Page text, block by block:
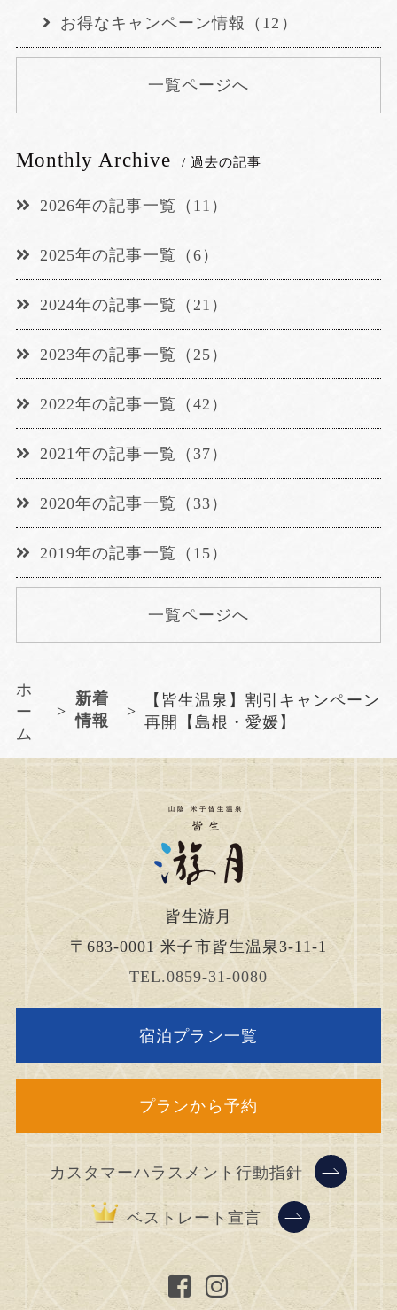
お得なキャンペーン情報（12）
一覧ページへ
Monthly Archive / 過去の記事
2026年の記事一覧（11）
2025年の記事一覧（6）
2024年の記事一覧（21）
2023年の記事一覧（25）
2022年の記事一覧（42）
2021年の記事一覧（37）
2020年の記事一覧（33）
2019年の記事一覧（15）
一覧ページへ
ホ
ー
ム
新着
情報
【皆生温泉】割引キャンペーン
再開【島根・愛媛】
皆生游月
〒683-0001 米子市皆生温泉3-11-1
TEL.0859-31-0080
宿泊プラン一覧
プランから予約
カスタマーハラスメント行動指針
ベストレート宣言